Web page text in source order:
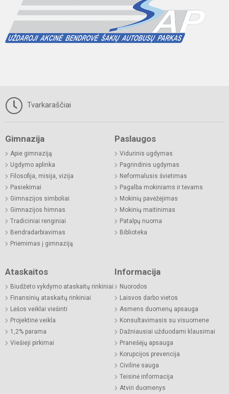
Tvarkaraščiai
Gimnazija
Apie gimnaziją
Ugdymo aplinka
Filosofija, misija, vizija
Pasiekimai
Gimnazijos simboliai
Gimnazijos himnas
Tradiciniai renginiai
Bendradarbiavimas
Priėmimas į gimnaziją
Paslaugos
Vidurinis ugdymas
Pagrindinis ugdymas
Neformalusis švietimas
Pagalba mokiniams ir tėvams
Mokinių pavėžėjimas
Mokinių maitinimas
Patalpų nuoma
Biblioteka
Ataskaitos
Biudžeto vykdymo ataskaitų rinkiniai
Finansinių ataskaitų rinkiniai
Lėšos veiklai viešinti
Projektinė veikla
1,2% parama
Viešieji pirkimai
Informacija
Nuorodos
Laisvos darbo vietos
Asmens duomenų apsauga
Konsultavimasis su visuomene
Dažniausiai užduodami klausimai
Pranešėjų apsauga
Korupcijos prevencija
Civilinė sauga
Teisinė informacija
Atviri duomenys